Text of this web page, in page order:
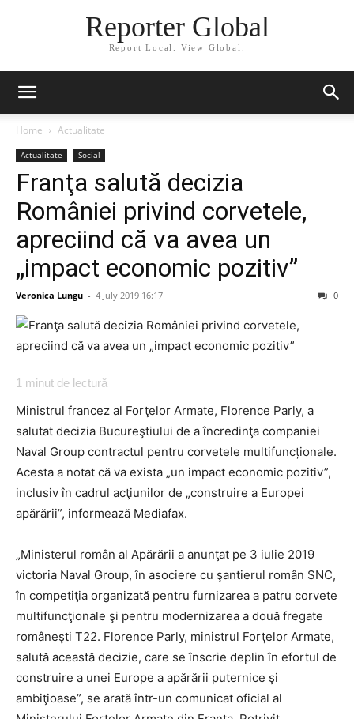
Reporter Global
Report Local. View Global.
Home Actualitate
Actualitate Social
Franţa salută decizia
României privind corvetele,
apreciind că va avea un
„impact economic pozitiv”
Veronica Lungu - 4 July 2019 16:17 0
1 minut de lectură
Ministrul francez al Forţelor Armate, Florence Parly, a
salutat decizia Bucureştiului de a încredinţa companiei
Naval Group contractul pentru corvetele multifuncționale.
Acesta a notat că va exista „un impact economic pozitiv”,
inclusiv în cadrul acţiunilor de „construire a Europei
apărării”, informează Mediafax.
„Ministerul român al Apărării a anunţat pe 3 iulie 2019
victoria Naval Group, în asociere cu şantierul român SNC,
în competiţia organizată pentru furnizarea a patru corvete
multifuncţionale şi pentru modernizarea a două fregate
româneşti T22. Florence Parly, ministrul Forţelor Armate,
salută această decizie, care se înscrie deplin în efortul de
construire a unei Europe a apărării puternice şi
ambiţioase”, se arată într-un comunicat oficial al